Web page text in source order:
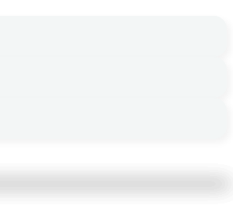
Max 128Gb Dual SIM Gold, золотой